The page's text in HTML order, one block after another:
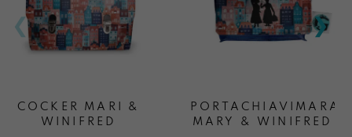
COCKER MARI &
WINIFRED
PORTACHIAVIMARA
MARY & WINIFRED